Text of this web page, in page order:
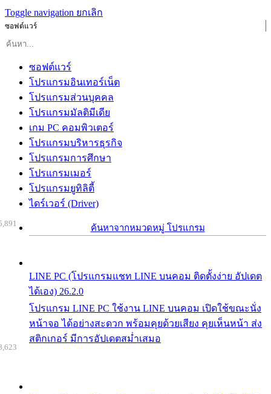
Toggle navigation ยกเลิก
ซอฟต์แวร์
ซอฟต์แวร์
โปรแกรมอินเทอร์เน็ต
โปรแกรมส่วนบุคคล
โปรแกรมมัลติมีเดีย
เกม PC คอมพิวเตอร์
โปรแกรมบริหารธุรกิจ
โปรแกรมการศึกษา
โปรแกรมเมอร์
โปรแกรมยูทิลิตี้
ไดร์เวอร์ (Driver)
ค้นหาจากหมวดหมู่ โปรแกรม
LINE PC (โปรแกรมแชท LINE บนคอม ติดตั้งง่าย อัปเดต
ได้เอง) 26.2.0
โปรแกรม LINE PC ใช้งาน LINE บนคอม เปิดใช้ขณะนั่ง
หน้าจอ ได้อย่างสะดวก พร้อมคุยด้วยเสียง คุยเห็นหน้า ส่ง
สติกเกอร์ มีการอัปเดตสม่ำเสมอ